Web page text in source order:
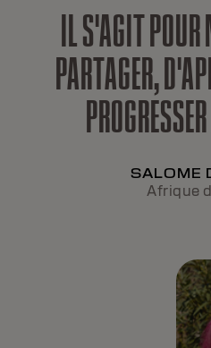
IL S'AGIT
PARTAGER,
SALOME
Afrique